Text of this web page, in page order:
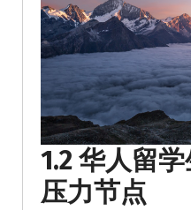
1.2 华人留
压力节点